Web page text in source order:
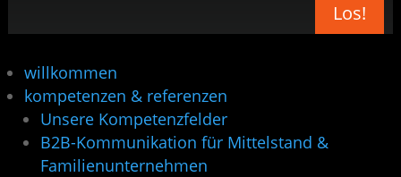
Los!
willkommen
kompetenzen & referenzen
Unsere Kompetenzfelder
B2B-Kommunikation für Mittelstand &
Familienunternehmen